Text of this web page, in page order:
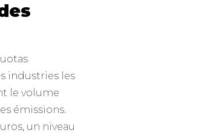
industries les
le volume
émissions.
un niveau